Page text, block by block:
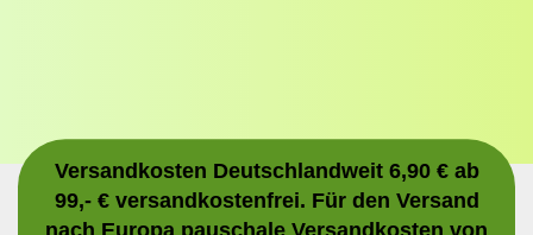
Versandkosten Deutschlandweit 6,90 € ab
99,- € versandkostenfrei. Für den Versand
nach Europa pauschale Versandkosten von